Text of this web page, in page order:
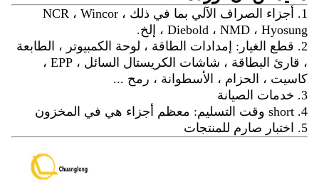
1. أجزاء الصراف الآلي بما في ذلك NCR ، Wincor ،
Diebold ، NMD ، Hyosung ، إلخ.
2. قطع الغيار: إمدادات الطاقة ، لوحة الكمبيوتر ، الطابعة
، قارئ البطاقة ، شاشات الكريستال السائل ، EPP ،
كاسيت ، الحزام ، الأسطوانة ، رمح ...
3. خدمات الصيانة
4. short وقت التسليم: معظم أجزاء هي في المخزون
5. اختبار صارم للمنتجات